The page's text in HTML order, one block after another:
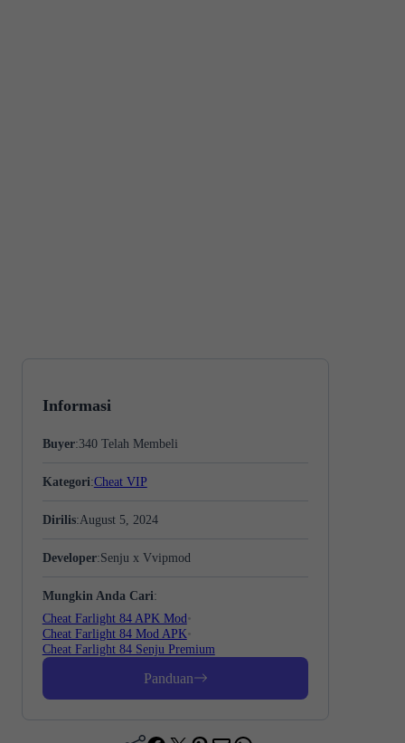
Informasi
Buyer:340 Telah Membeli
Kategori:Cheat VIP
Dirilis:August 5, 2024
Developer:Senju x Vvipmod
Mungkin Anda Cari:
Cheat Farlight 84 APK Mod•
Cheat Farlight 84 Mod APK•
Cheat Farlight 84 Senju Premium
Panduan